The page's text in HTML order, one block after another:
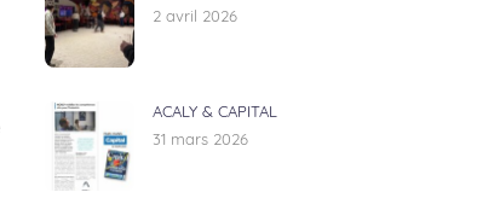
2 avril 2026
ACALY & CAPITAL
31 mars 2026